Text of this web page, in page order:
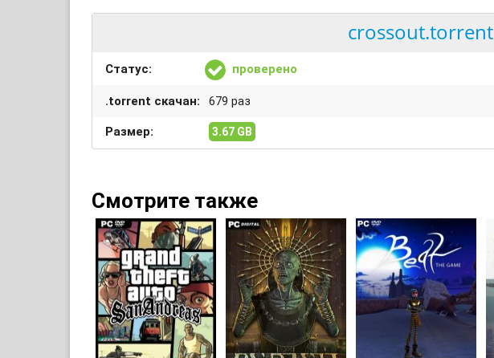
crossout.torrent
Статус: проверено
.torrent скачан: 679 раз
Размер: 3.67 GB
Смотрите также